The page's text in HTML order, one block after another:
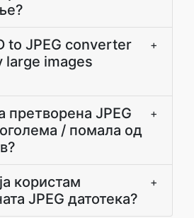
to JPEG converter
images
+
претворена JPEG
/ помала од
+
користам
JPEG датотека?
+